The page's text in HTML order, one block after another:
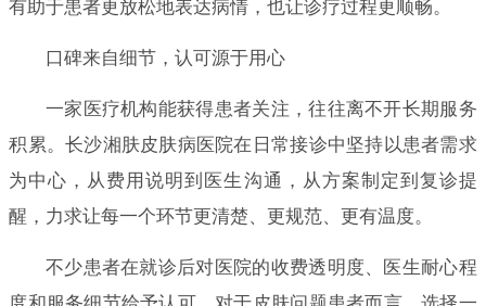
有助于患者更放松地表达病情，也让诊疗过程更顺畅。
口碑来自细节，认可源于用心
一家医疗机构能获得患者关注，往往离不开长期服务
积累。长沙湘肤皮肤病医院在日常接诊中坚持以患者需求
为中心，从费用说明到医生沟通，从方案制定到复诊提
醒，力求让每一个环节更清楚、更规范、更有温度。
不少患者在就诊后对医院的收费透明度、医生耐心程